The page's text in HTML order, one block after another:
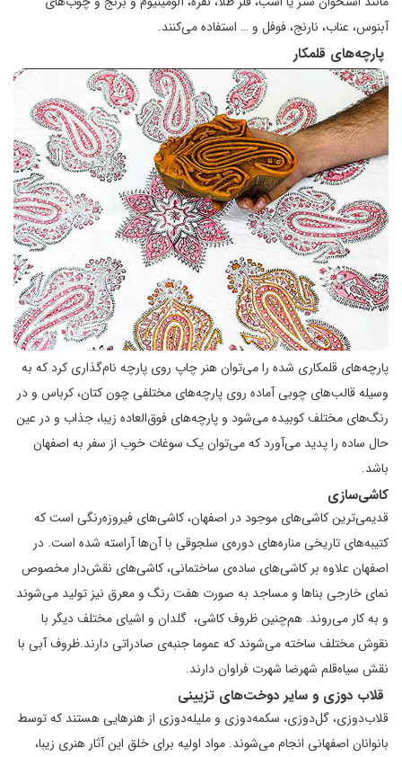
آبنوس، عناب، نارنج، فوفل و … استفاده می‌کنند.
پارچه‌های قلمکار
پارچه‌های قلمکاری شده را می‌توان هنر چاپ روی پارچه نام‌گذاری کرد که به
وسیله قالب‌های چوبی آماده روی پارچه‌های مختلفی چون کتان، کرباس و در
رنگ‌های مختلف کوبیده می‌شود و پارچه‌های فوق‌العاده زیبا، جذاب و در عین
حال ساده را پدید می‌آورد که می‌توان یک سوغات خوب از سفر به اصفهان
باشد.
کاشی‌سازی
قدیمى‌ترین کاشى‌هاى موجود در اصفهان، کاشى‌‌هاى فیروز‌ه‌رنگى است که
کتیبه‌هاى تاریخى مناره‌هاى دوره‌ی سلجوقى با آن‌ها آراسته شده است. در
اصفهان علاوه بر کاشى‌‌هاى ساده‌ی ساختمانى، کاشى‌هاى نقش‌‌دار مخصوص
نماى خارجى بناها و مساجد به صورت هفت رنگ و معرق نیز تولید مى‌شوند
و به کار مى‌روند. هم‌چنین ظروف کاشى، ‌ گلدان و اشیای مختلف دیگر با
نقوش مختلف ساخته مى‌شوند که عموما جنبه‌ی صادراتى دارند.ظروف آبى با
نقش سیاه‌قلم شهرضا شهرت فراوان دارند.
قلاب دوزی و سایر دوخت‌های تزیینی
قلاب‌دوزى، گل‌دوزى، سکمه‌دوزى و ملیله‌دوزى از هنرهایی هستند که توسط
بانوانان اصفهانی انجام می‌شوند. مواد اولیه برای خلق این آثار هنری زیبا،